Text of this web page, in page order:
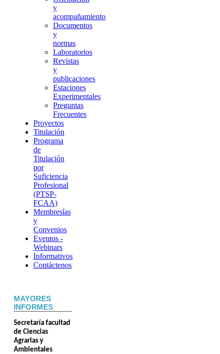
y
acompañamiento
Documentos
y
normas
Laboratorios
Revistas
y
publicaciones
Estaciones
Experimentales
Preguntas
Frecuentes
Proyectos
Titulación
Programa
de
Titulación
por
Suficiencia
Profesional
(PTSP-
FCAA)
Membresías
y
Convenios
Eventos -
Webinars
Informativos
Contáctenos
MAYORES
INFORMES
Secretaría facultad
de Ciencias
Agrarias y
Ambientales